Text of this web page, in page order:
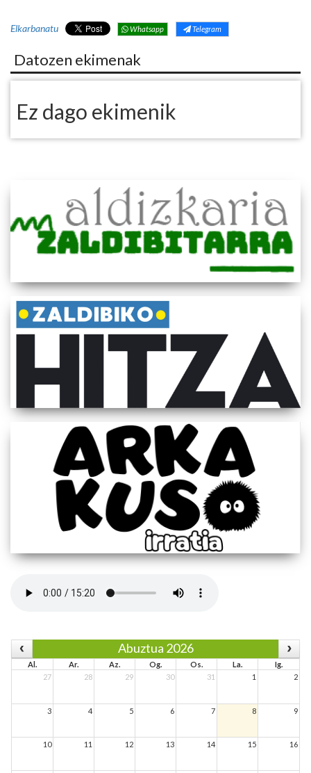
Elkarbanatu Whatsapp Telegram
Datozen ekimenak
Ez dago ekimenik
Abuztua 2026
Al. Ar. Az. Og. Os. La.
Ig.
27
28 29 30 31 1 2
3 4 5 6 7 8 9
10 11 12 13 14 15 16